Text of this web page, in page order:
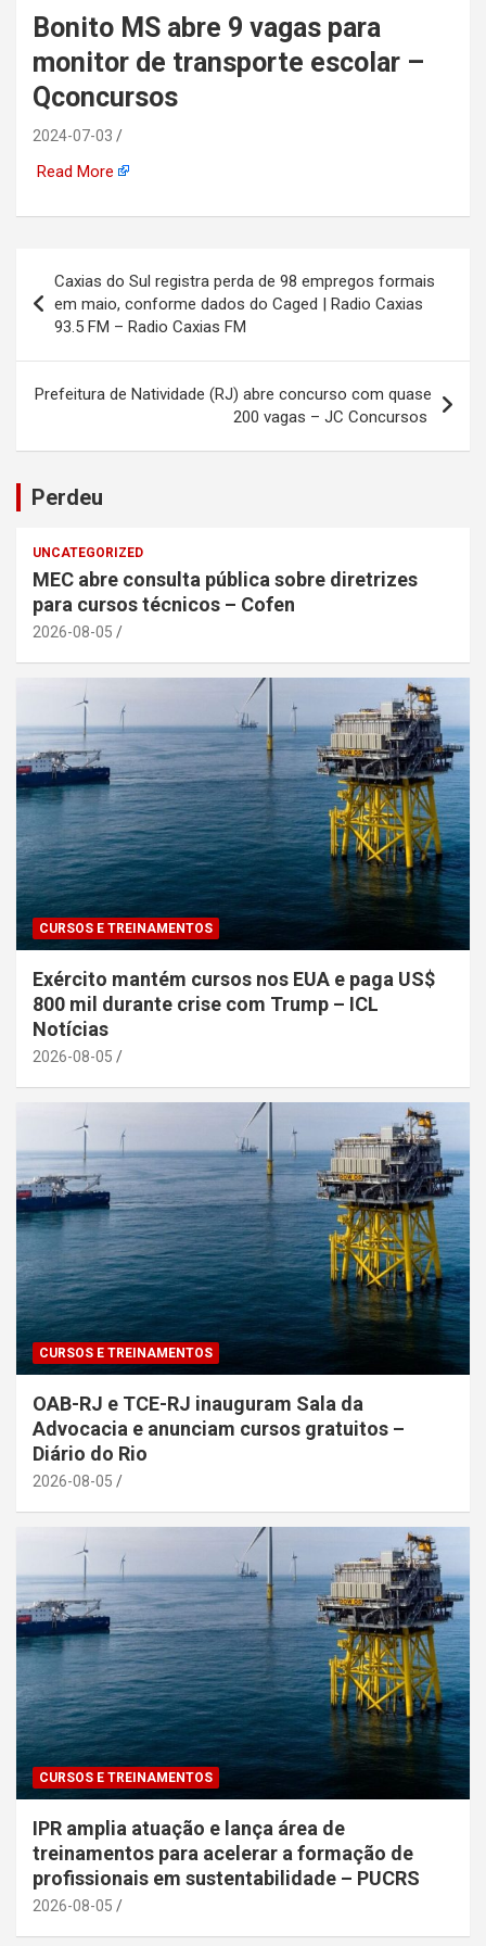
automotiva, mineração,
indústria naval, etc
Bonito MS abre 9 vagas para
monitor de transporte escolar –
Qconcursos
2024-07-03
Read More
de
Post
Caxias do Sul registra perda de 98 empregos formais
em maio, conforme dados do Caged | Radio Caxias
93.5 FM – Radio Caxias FM
Prefeitura de Natividade (RJ) abre concurso com quase
200 vagas – JC Concursos
Perdeu
UNCATEGORIZED
MEC abre consulta pública sobre diretrizes
para cursos técnicos – Cofen
2026-08-05
CURSOS E TREINAMENTOS
Exército mantém cursos nos EUA e paga US$
800 mil durante crise com Trump – ICL
Notícias
2026-08-05
CURSOS E TREINAMENTOS
OAB-RJ e TCE-RJ inauguram Sala da
Advocacia e anunciam cursos gratuitos –
Diário do Rio
2026-08-05
CURSOS E TREINAMENTOS
IPR amplia atuação e lança área de
treinamentos para acelerar a formação de
profissionais em sustentabilidade – PUCRS
2026-08-05